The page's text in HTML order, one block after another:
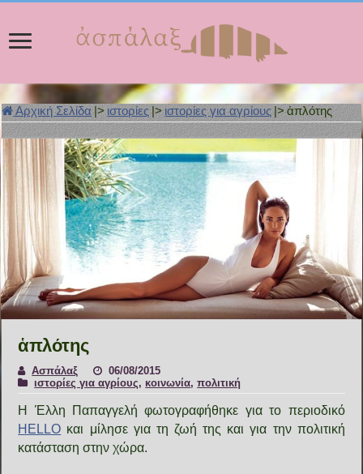
Αρχική Σελίδα |> ιστορίες |> ιστορίες για αγρίους|>ἁπλότης
ἁπλότης
Ασπάλαξ
06/08/2015
ιστορίες για αγρίους, κοινωνία,πολιτική
Η Έλλη Παπαγγελή φωτογραφήθηκε για το περιοδικό
HELLO και μίλησε για τη ζωή της και για την πολιτική
κατάσταση στην χώρα.